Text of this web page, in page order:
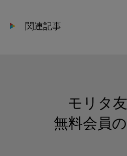
関連記事
モリタ
無料会員